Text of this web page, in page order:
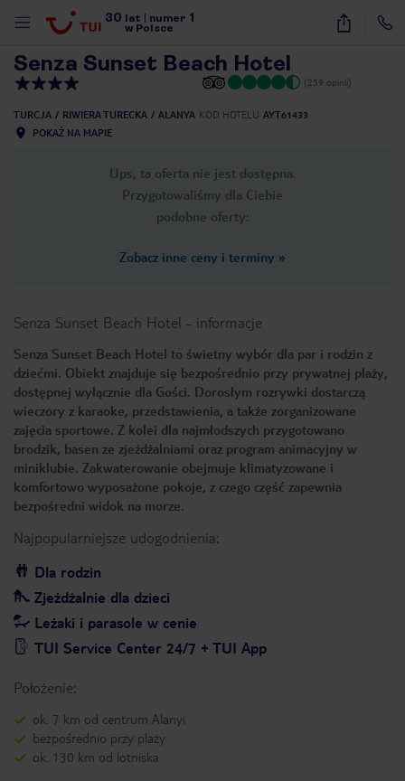
30 lat numer 1
w Polsce
37
Senza Sunset Beach Hotel
(259 opinii)
TURCJA RIWIERA TURECKA ALANYA KOD HOTELU AYT61433
POKAŻ NA MAPIE
Ups, ta oferta nie jest dostępna.
Przygotowaliśmy dla Ciebie
podobne oferty:
Zobacz inne ceny i terminy »
Senza Sunset Beach Hotel - informacje
Senza Sunset Beach Hotel to świetny wybór dla par i rodzin z
dziećmi. Obiekt znajduje się bezpośrednio przy prywatnej plaży,
dostępnej wyłącznie dla Gości. Dorosłym rozrywki dostarczą
wieczory z karaoke, przedstawienia, a także zorganizowane
zajęcia sportowe. Z kolei dla najmłodszych przygotowano
brodzik, basen ze zjeżdżalniami oraz program animacyjny w
miniklubie. Zakwaterowanie obejmuje klimatyzowane i
komfortowo wyposażone pokoje, z czego część zapewnia
bezpośredni widok na morze.
Najpopularniejsze udogodnienia:
Dla rodzin
Zjeżdżalnie dla dzieci
Leżaki i parasole w cenie
TUI Service Center 24/7 + TUI App
Położenie:
ok. 7 km od centrum Alanyi
bezpośrednio przy plaży
ok. 130 km od lotniska